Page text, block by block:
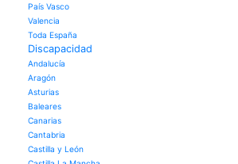
País Vasco
Valencia
Toda España
Discapacidad
Andalucía
Aragón
Asturias
Baleares
Canarias
Cantabria
Castilla y León